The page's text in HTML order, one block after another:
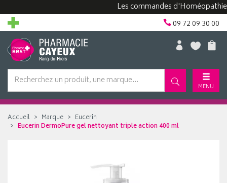
Les commandes d'Homéopathie
09 72 09 30 00
MENU
Accueil Marque
Eucerin
Eucerin DermoPure gel nettoyant triple action 400 ml